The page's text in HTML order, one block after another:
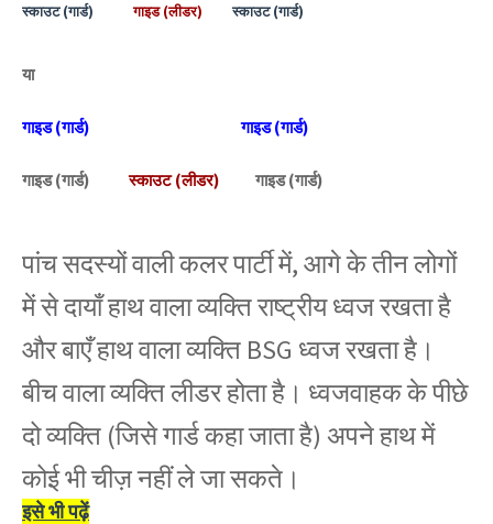
स्काउट (गार्ड)गाइड (लीडर) स्काउट (गार्ड)
या
गाइड (गार्ड) गाइड (गार्ड)
गाइड (गार्ड)स्काउट (लीडर) गाइड (गार्ड)
पांच सदस्यों वाली कलर पार्टी में, आगे के तीन लोगों
में से दायाँ हाथ वाला व्यक्ति राष्ट्रीय ध्वज रखता है
और बाएँ हाथ वाला व्यक्ति BSG ध्वज रखता है।
बीच वाला व्यक्ति लीडर होता है। ध्वजवाहक के पीछे
दो व्यक्ति (जिसे गार्ड कहा जाता है) अपने हाथ में
कोई भी चीज़ नहीं ले जा सकते।
इसे भी पढ़ें